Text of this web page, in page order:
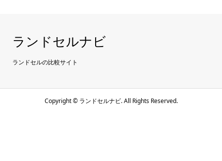
ランドセルナビ
ランドセルの比較サイト
Copyright ©ランドセルナビ. All Rights Reserved.